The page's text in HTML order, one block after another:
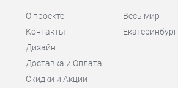
О проекте
Контакты
Дизайн
Доставка и Оплата
Скидки и Акции
Весь мир
Екатеринбург